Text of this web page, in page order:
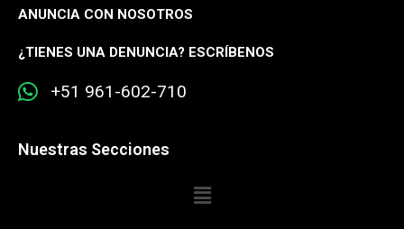
ANUNCIA CON NOSOTROS
¿TIENES UNA DENUNCIA? ESCRÍBENOS
+51 961-602-710
Nuestras Secciones